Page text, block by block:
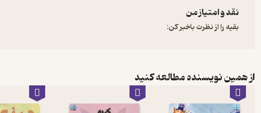
نقد و امتیاز من
بقیه را از نظرت باخبر کن:
از همین نویسنده مطالعه کنید